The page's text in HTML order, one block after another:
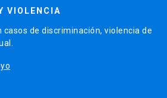
VIOLENCIA
casos de discriminación, violencia de